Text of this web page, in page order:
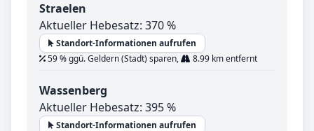
Straelen
Aktueller Hebesatz: 370 %
Standort-Informationen aufrufen
59 % ggü. Geldern (Stadt) sparen,
8.99 km entfernt
Wassenberg
Aktueller Hebesatz: 395 %
Standort-Informationen aufrufen